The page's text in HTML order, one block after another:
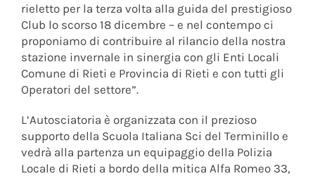
rieletto per la terza volta alla guida del prestigioso
Club lo scorso 18 dicembre – e nel contempo ci
proponiamo di contribuire al rilancio della nostra
stazione invernale in sinergia con gli Enti Locali
Comune di Rieti e Provincia di Rieti e con tutti gli
Operatori del settore”.
L’Autosciatoria è organizzata con il prezioso
supporto della Scuola Italiana Sci del Terminillo e
vedrà alla partenza un equipaggio della Polizia
Locale di Rieti a bordo della mitica Alfa Romeo 33,